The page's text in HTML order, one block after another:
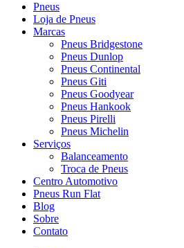
Pneus
Loja de Pneus
Marcas
Pneus Bridgestone
Pneus Dunlop
Pneus Continental
Pneus Giti
Pneus Goodyear
Pneus Hankook
Pneus Pirelli
Pneus Michelin
Serviços
Balanceamento
Troca de Pneus
Centro Automotivo
Pneus Run Flat
Blog
Sobre
Contato